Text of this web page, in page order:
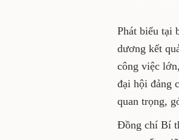
Phát biểu tại
dương kết
công việc
đại hội đảng
quan trọng,
Đồng chí Bí